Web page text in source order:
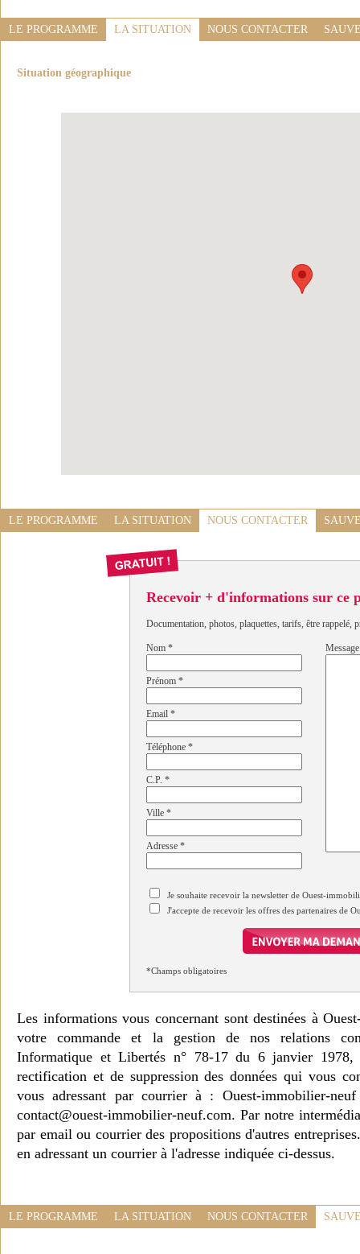
LE PROGRAMME LA SITUATION NOUS CONTACTER
Situation géographique
LE PROGRAMME LA SITUATION NOUS CONTACTER
Recevoir + d'informations sur ce
Documentation, photos, plaquettes, tarifs, être rappelé,
Nom *
Prénom *
Email *
Téléphone *
C.P. *
Ville *
Adresse *
Message
Je souhaite recevoir la newsletter de Ouest-
J'accepte de recevoir les offres des partenaires de
*Champs obligatoires
Les informations vous concernant sont destinées à
votre commande et la gestion de nos relations
Informatique et Libertés n° 78-17 du 6 janvier 1978,
rectification et de suppression des données qui vous
vous adressant par courrier à : Ouest-immobilier-
contact@ouest-immobilier-neuf.com. Par notre
par email ou courrier des propositions d'autres
en adressant un courrier à l'adresse indiquée ci-dessus.
LE PROGRAMME LA SITUATION NOUS CONTACTER